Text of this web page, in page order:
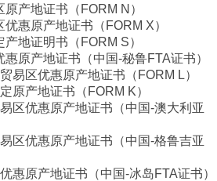
产地证书（FORM N）
惠原产地证书（FORM X）
地证明书（FORM S）
原产地证书（中国-秘鲁FTA证书）
易区优惠原产地证书（FORM L）
原产地证书（FORM K）
区优惠原产地证书（中国-澳大利亚
区优惠原产地证书（中国-格鲁吉亚
惠原产地证书（中国-冰岛FTA证书）